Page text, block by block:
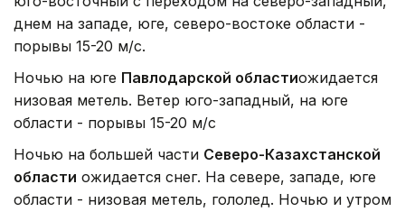
днем на западе, юге, северо-востоке области -
порывы 15-20 м/с.
Ночью на юге Павлодарской областиожидается
низовая метель. Ветер юго-западный, на юге
области - порывы 15-20 м/с
Ночью на большей части Северо-Казахстанской
области ожидается снег. На севере, западе, юге
области - низовая метель, гололед. Ночью и утром